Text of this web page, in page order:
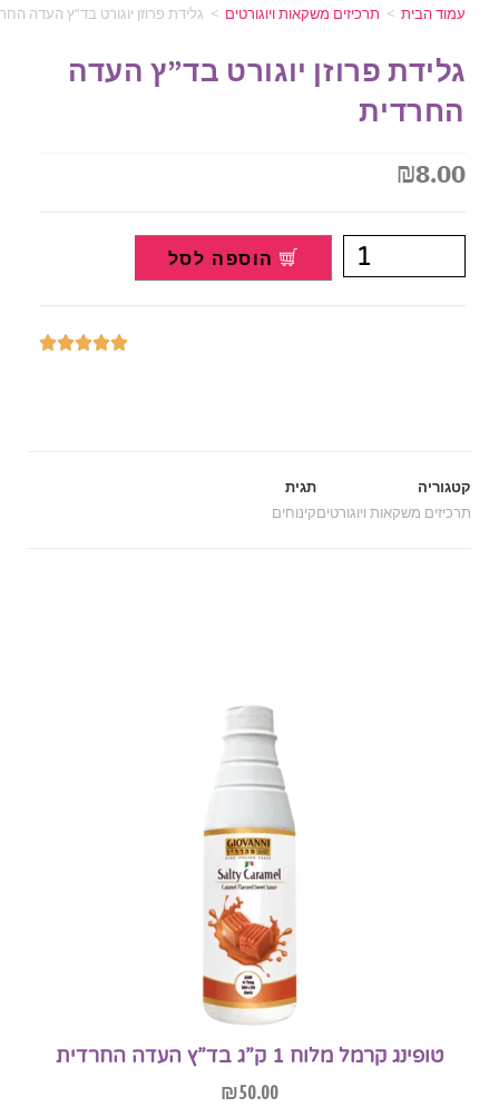
עמוד הבית > תרכיזים משקאות ויוגורטים > גלידת פרוזן יוגורט בד”ץ העדה החרדית
גלידת פרוזן יוגורט בד”ץ העדה
החרדית
₪8.00
הוספה לסל
קטגוריה
תרכיזים משקאות ויוגורטים
תגית
קינוחים
טופינג קרמל מלוח 1 ק”ג בד”ץ העדה החרדית
₪50.00